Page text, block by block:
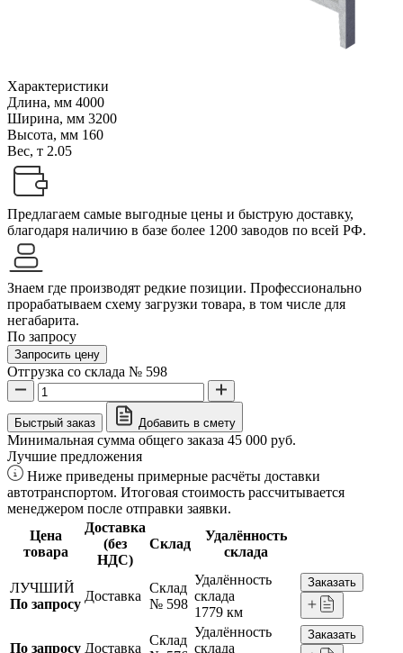
Характеристики
Длина, мм 4000
Ширина, мм 3200
Высота, мм 160
Вес, т 2.05
Предлагаем самые выгодные цены и быструю доставку,
благодаря наличию в базе более 1200 заводов по всей РФ.
Знаем где производят редкие позиции. Профессионально
прорабатываем схему загрузки товара, в том числе для
негабарита.
По запросу
Запросить цену
Отгрузка со склада № 598
Быстрый заказ Добавить в смету
Минимальная сумма общего заказа 45 000 руб.
Лучшие предложения
Ниже приведены примерные расчёты доставки
автотранспортом. Итоговая стоимость рассчитывается
менеджером после отправки заявки.
Цена
товара
Доставка
(без
НДС)
Склад
Удалённость
склада
ЛУЧШИЙ
По запросу
Доставка
Склад
№ 598
Удалённость
склада
1779 км
Заказать
По запросу Доставка
Склад
Удалённость
склада
Заказать